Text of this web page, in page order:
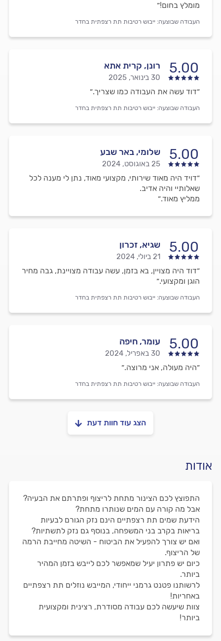
מומלץ בחום!״
העבודה שבוצעה: ייבוש רטיבות תת רצפתית בחדר
5.00 רונן, קרית אתא
30 בינואר, 2025
״דוד עשה את העבודה כמו שצריך.״
העבודה שבוצעה: ייבוש רטיבות תת רצפתית בחדר
5.00 שלומי, באר שבע
25 באוגוסט, 2024
״דויד היה מאוד שירותי, מקצועי מאוד, נתן לי מענה לכל
שאלותיי והיה אדיב.
ממליץ מאוד.״
5.00 שגיא, זכרון
21 ביולי, 2024
״דוד היה מצויין, בא בזמן, עשה עבודה מצויינת, גבה מחיר
הוגן ומקצועי.״
העבודה שבוצעה: ייבוש רטיבות תת רצפתית בחדר
5.00 עומר, חיפה
30 באפריל, 2024
״היה מעולה, אני מרוצה.״
העבודה שבוצעה: ייבוש רטיבות תת רצפתית בחדר
הצג עוד חוות דעת
אודות
התפוצץ לכם הצינור מתחת לריצוף ופתרתם את הבעיה?
אבל מה קורה עם המים שנותרו מתחת?
הידעת שמים תת רצפתיים הינם נזק הגורם לבעיות
בריאות בקרב בני המשפחה, בנוסף גם נזק לתשתיות?
ואם יש צורך להפעיל את הביטוח - השיטה מחייבת הרמה
של הריצוף.
כיום יש פתרון יעיל שמאפשר לכם לייבש בזמן המהיר
ביותר.
לרשותנו פטנט גרמני ייחודי, המייבש נוזלים תת רצפתיים
באחריות!
צוות שיעשה לכם עבודה מסודרת, רצינית ומקצועית
ביותר!